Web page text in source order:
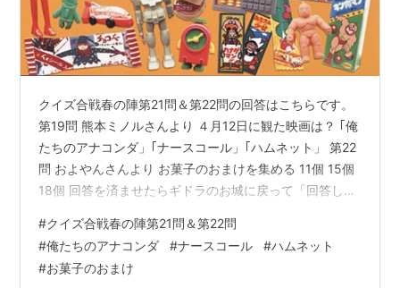
クイズ合戦春の陣第21問＆第22問の回答はこちらです。
第19問 熊本ミノルさんより ４月12日に観た映画は？ ｢俺
たちのアナコンダ」｢ナースコール」｢ハムネット」 第22
問 およやんさんより お菓子のおまけを集める 11個 15個
18個 回答を済ませたらギドラのお城に戻って「回答しま
#クイズ合戦春の陣第21問＆第22問
#俺たちのアナコンダ #ナースコール #ハムネット
#お菓子のおまけ